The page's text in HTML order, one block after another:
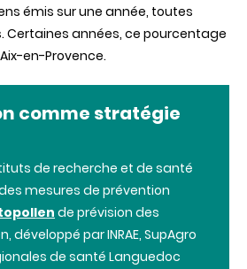
émis sur une année, toutes
Certaines années, ce pourcentage
en-Provence.
comme stratégie
de recherche et de santé
mesures de prévention
de prévision des
développé par INRAE, SupAgro
de santé Languedoc